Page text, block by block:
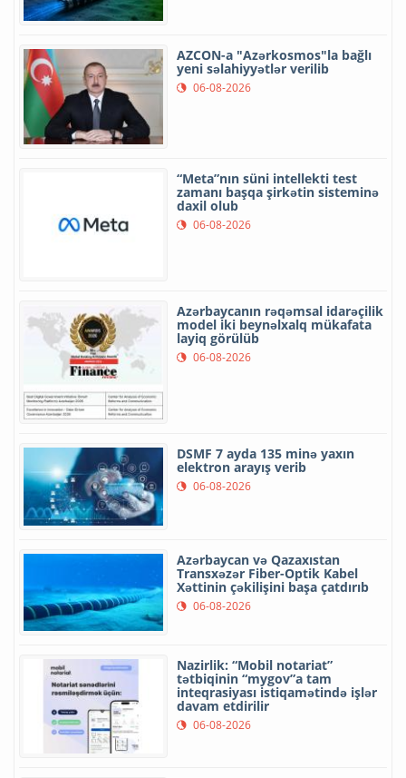
AZCON-a "Azərkosmos"la bağlı
yeni səlahiyyətlər verilib
06-08-2026
“Meta”nın süni intellekti test
zamanı başqa şirkətin sisteminə
daxil olub
06-08-2026
Azərbaycanın rəqəmsal idarəçilik
model iki beynəlxalq mükafata
layiq görülüb
06-08-2026
DSMF 7 ayda 135 minə yaxın
elektron arayış verib
06-08-2026
Azərbaycan və Qazaxıstan
Transxəzər Fiber-Optik Kabel
Xəttinin çəkilişini başa çatdırıb
06-08-2026
Nazirlik: “Mobil notariat”
tətbiqinin “mygov”a tam
inteqrasiyası istiqamətində işlər
davam etdirilir
06-08-2026